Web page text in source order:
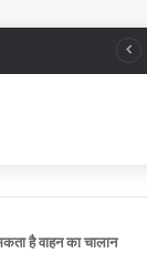
है वाहन का चालान